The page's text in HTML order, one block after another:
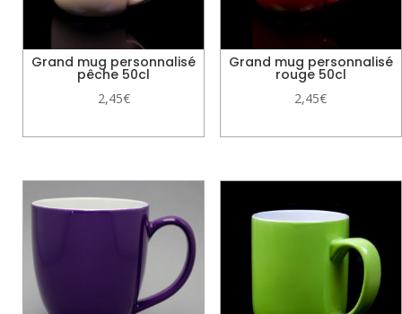
Grand mug personnalisé
pêche 50cl
2,45€
Grand mug personnalisé
rouge 50cl
2,45€